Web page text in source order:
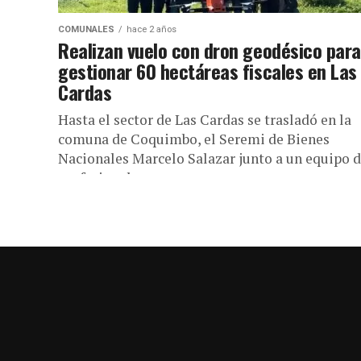
COMUNALES hace 2 años
Realizan vuelo con dron geodésico para
gestionar 60 hectáreas fiscales en Las
Cardas
Hasta el sector de Las Cardas se trasladó en la
comuna de Coquimbo, el Seremi de Bienes
Nacionales Marcelo Salazar junto a un equipo
profesionales...